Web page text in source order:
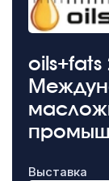
oils+fats
Выставка